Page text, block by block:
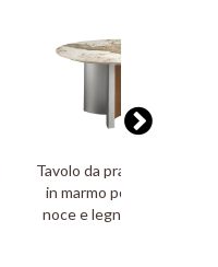
Tavolo da pranzo rotondo
in marmo porcellanato,
noce e legno argentato